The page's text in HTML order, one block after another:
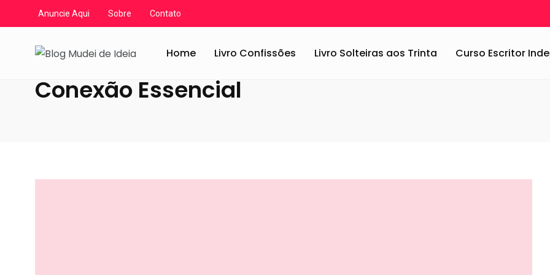
Anuncie Aqui Sobre Contato
Home Livro Confissões Livro Solteiras aos Trinta Curso Escritor
Blog Mudei de Ideia / Artigos / Conexão Essencial
Conexão Essencial